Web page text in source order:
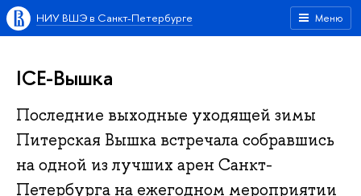
Меню
НИУ ВШЭ в Санкт-Петербурге
ICE-Вышка
Последние выходные уходящей зимы
Питерская Вышка встречала собравшись
на одной из лучших арен Санкт-
Петербурга на ежегодном мероприятии